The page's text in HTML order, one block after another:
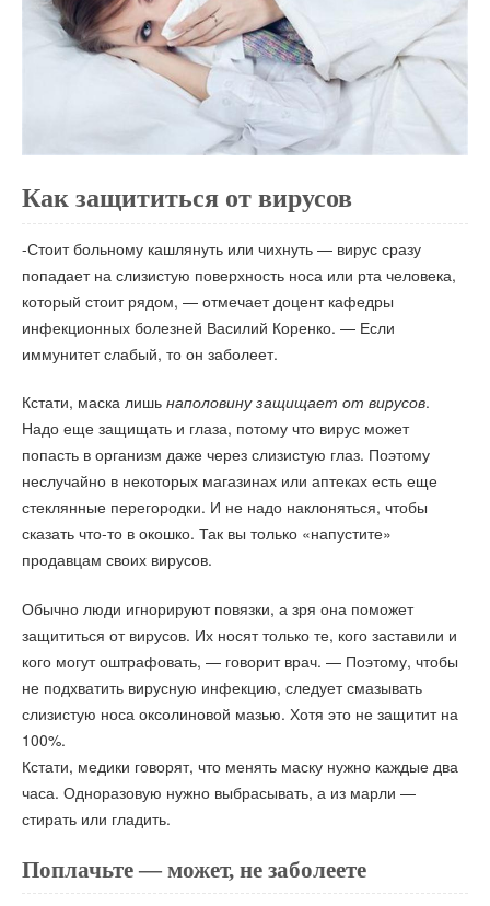
Как защититься от вирусов
-Стоит больному кашлянуть или чихнуть — вирус сразу
попадает на слизистую поверхность носа или рта человека,
который стоит рядом, — отмечает доцент кафедры
инфекционных болезней Василий Коренко. — Если
иммунитет слабый, то он заболеет.
Кстати, маска лишь наполовину защищает от вирусов.
Надо еще защищать и глаза, потому что вирус может
попасть в организм даже через слизистую глаз. Поэтому
неслучайно в некоторых магазинах или аптеках есть еще
стеклянные перегородки. И не надо наклоняться, чтобы
сказать что-то в окошко. Так вы только «напустите»
продавцам своих вирусов.
Обычно люди игнорируют повязки, а зря она поможет
защититься от вирусов. Их носят только те, кого заставили и
кого могут оштрафовать, — говорит врач. — Поэтому, чтобы
не подхватить вирусную инфекцию, следует смазывать
слизистую носа оксолиновой мазью. Хотя это не защитит на
100%.
Кстати, медики говорят, что менять маску нужно каждые два
часа. Одноразовую нужно выбрасывать, а из марли —
стирать или гладить.
Поплачьте — может, не заболеете